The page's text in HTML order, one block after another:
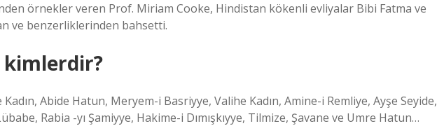
örnekler veren Prof. Miriam Cooke, Hindistan kökenli evliyalar Bibi Fatma ve
ve benzerliklerinden bahsetti.
kimlerdir?
Kadın, Abide Hatun, Meryem-i Basriyye, Valihe Kadın, Amine-i Remliye, Ayşe Seyide,
Rabia -yı Şamiyye, Hakime-i Dımışkıyye, Tilmize, Şavane ve Umre Hatun…